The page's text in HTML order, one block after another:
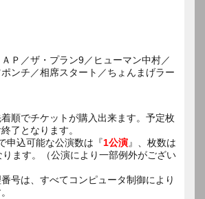
Ｐ／ザ・プラン9／ヒューマン中村／
ンチ／相席スタート／ちょんまげラー
着順でチケットが購入出来ます。予定枚
了となります。
申込可能な公演数は『1公演』、枚数は
ります。（公演により一部例外がござい
番号は、すべてコンピュータ制御により